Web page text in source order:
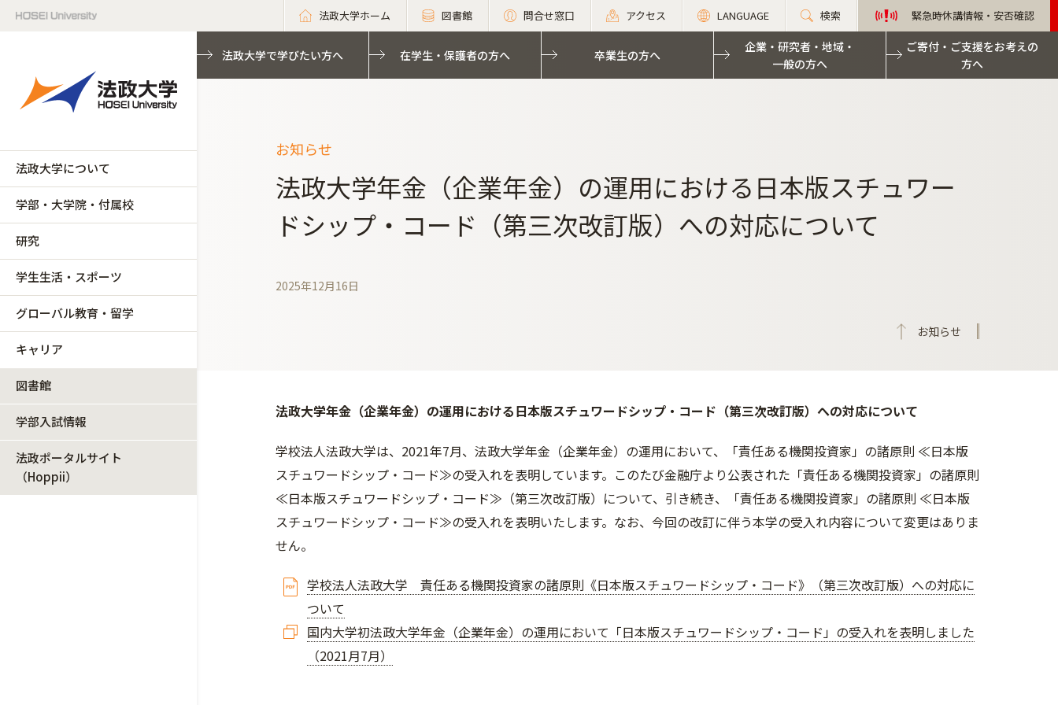
法政大学ホーム 図書館 問合せ窓口 アクセス LANGUAGE 検索 緊急時休講情報・安否確認
法政大学について
学部・大学院・付属校
研究
学生生活・スポーツ
グローバル教育・留学
キャリア
図書館
学部入試情報
法政ポータルサイト
（Hoppii）
法政大学で学びたい方へ 在学生・保護者の方へ 卒業生の方へ
企業・研究者・地域・
一般の方へ
ご寄付・ご支援をお考えの
方へ
お知らせ
法政大学年金（企業年金）の運用における日本版スチュワー
ドシップ・コード（第三次改訂版）への対応について
2025年12月16日
お知らせ
法政大学年金（企業年金）の運用における日本版スチュワードシップ・コード（第三次改訂版）への対応について
学校法人法政大学は、2021年7月、法政大学年金（企業年金）の運用において、「責任ある機関投資家」の諸原則 ≪日本版
スチュワードシップ・コード≫の受入れを表明しています。このたび金融庁より公表された「責任ある機関投資家」の諸原則
≪日本版スチュワードシップ・コード≫（第三次改訂版）について、引き続き、「責任ある機関投資家」の諸原則 ≪日本版
スチュワードシップ・コード≫の受入れを表明いたします。なお、今回の改訂に伴う本学の受入れ内容について変更はありま
せん。
学校法人法政大学 責任ある機関投資家の諸原則《日本版スチュワードシップ・コード》（第三次改訂版）への対応に
ついて
国内大学初法政大学年金（企業年金）の運用において「日本版スチュワードシップ・コード」の受入れを表明しました
（2021月7月）